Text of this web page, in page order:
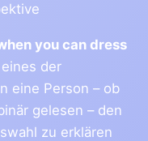
you can dress
der
eine Person – ob
gelesen – den
zu erklären